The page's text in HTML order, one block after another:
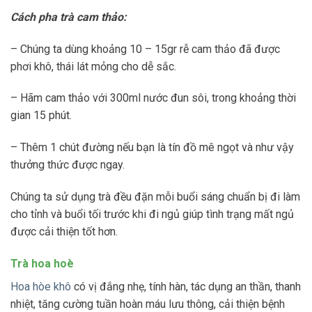
Cách pha trà cam thảo:
– Chúng ta dùng khoảng 10 – 15gr rễ cam thảo đã được
phơi khô, thái lát mỏng cho dễ sắc.
– Hãm cam thảo với 300ml nước đun sôi, trong khoảng thời
gian 15 phút.
– Thêm 1 chút đường nếu bạn là tín đồ mê ngọt và như vậy
thưởng thức được ngay.
Chúng ta sử dụng trà đều đặn mỗi buổi sáng chuẩn bị đi làm
cho tỉnh và buổi tối trước khi đi ngủ giúp tình trạng mất ngủ
được cải thiện tốt hơn.
Trà hoa hoè
Hoa hòe khô có vị đắng nhẹ, tính hàn, tác dụng an thần, thanh
nhiệt, tăng cường tuần hoàn máu lưu thông, cải thiện bệnh